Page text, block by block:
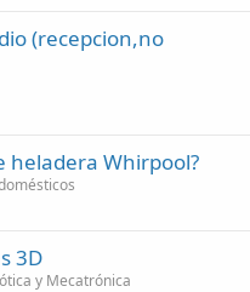
(recepcion,no
heladera Whirpool?
3D
y Mecatrónica